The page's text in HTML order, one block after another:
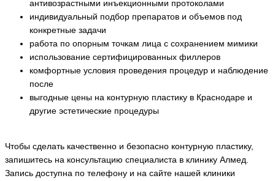
антивозрастными инъекционными протоколами
индивидуальный подбор препаратов и объемов под
конкретные задачи
работа по опорным точкам лица с сохранением мимики
использование сертифицированных филлеров
комфортные условия проведения процедур и наблюдение
после
выгодные цены на контурную пластику в Краснодаре и
другие эстетические процедуры
Чтобы сделать качественно и безопасно контурную пластику,
запишитесь на консультацию специалиста в клинику Алмед.
Запись доступна по телефону и на сайте нашей клиники